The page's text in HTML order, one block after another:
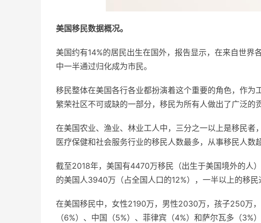
美国移民数据概况。
美国约有14%的居民出生在国外，报告显示，在来自世
中一半通过归化成为市民。
移民整体在美国各行各业都扮演着这个重要的角色，作
繁荣社区不可或缺的一部分，移民为所有人做出了广泛的贡
在美国农业、渔业、林业工人中，三分之一以上是移民
医疗保健和社会服务行业的移民人数最多，从事移民人数
截至2018年，美国有4470万移民（出生于美国境外的人
的美国人3940万（占全国人口的12%），一半以上的移民
在美国移民中，女性2190万，男性2030万，孩子250万
（6%）、中国（5%）、菲律宾（4%）和萨尔瓦多（3%）